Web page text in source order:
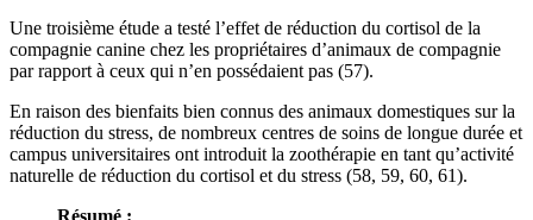
Une troisième étude a testé l’effet de réduction du cortisol de la
compagnie canine chez les propriétaires d’animaux de compagnie
par rapport à ceux qui n’en possédaient pas (57).
En raison des bienfaits bien connus des animaux domestiques sur la
réduction du stress, de nombreux centres de soins de longue durée et
campus universitaires ont introduit la zoothérapie en tant qu’activité
naturelle de réduction du cortisol et du stress (58, 59, 60, 61).